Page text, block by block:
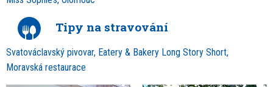
Tipy na stravování
Svatováclavský pivovar, Eatery & Bakery Long Story Short,
Moravská restaurace